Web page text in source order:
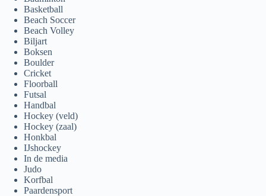
Basketball
Beach Soccer
Beach Volley
Biljart
Boksen
Boulder
Cricket
Floorball
Futsal
Handbal
Hockey (veld)
Hockey (zaal)
Honkbal
IJshockey
In de media
Judo
Korfbal
Paardensport